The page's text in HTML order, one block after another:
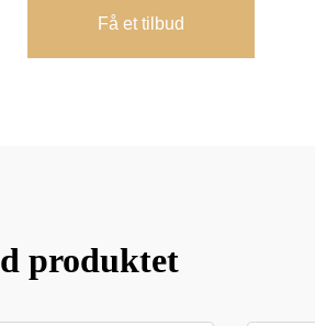
Få et tilbud
produktet